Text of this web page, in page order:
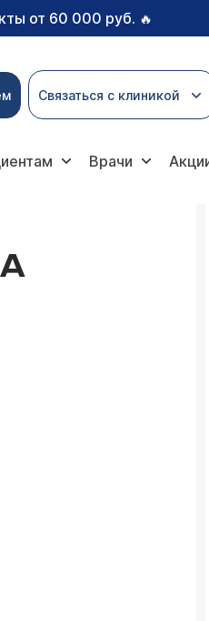
от 60 000 руб. 🔥
Связаться с клиникой
Врачи